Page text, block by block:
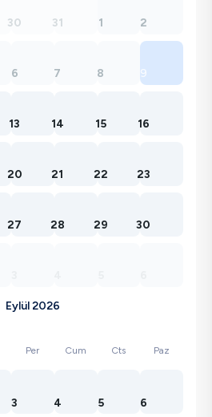
30 31 1 2
6 7 8 9
13 14 15 16
20 21 22 23
27 28 29 30
Eylül 2026
Per Cum Cts Paz
3 4 5 6